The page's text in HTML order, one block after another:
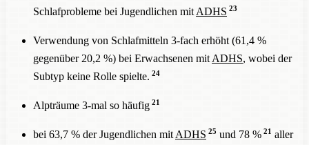
Schlafprobleme bei Jugendlichen mit ADHS 23
Verwendung von Schlafmitteln 3-fach erhöht (61,4 %
gegenüber 20,2 %) bei Erwachsenen mit ADHS, wobei der
Subtyp keine Rolle spielte. 24
Alpträume 3-mal so häufig 21
bei 63,7 % der Jugendlichen mit ADHS 25 und 78 % 21 aller